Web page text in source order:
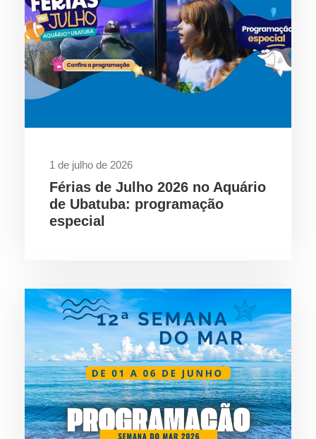
1 de julho de 2026
Férias de Julho 2026 no Aquário
de Ubatuba: programação
especial